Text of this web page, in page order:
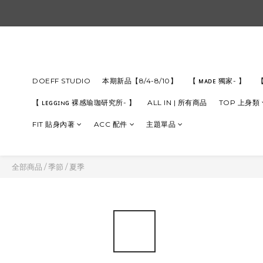
DOEFF STUDIO 本期新品【8/4-8/10】 【 ᴍᴀᴅᴇ 獨家- 】
【 ʟᴇɢɢɪɴɢ 裸感瑜珈研究所- 】 ALL IN | 所有商品 TOP 上身類
FIT 貼身內著 ACC 配件 主題單品
全部商品 /季節 /夏季